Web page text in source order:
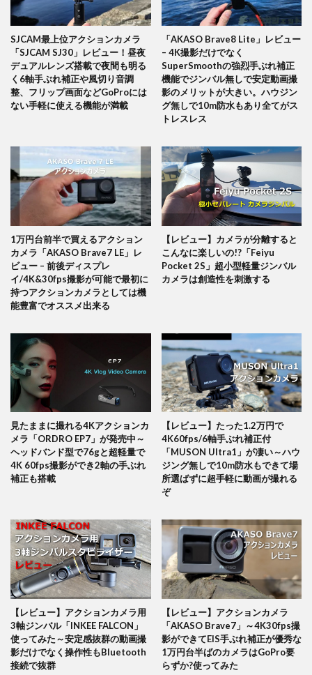
SJCAM最上位アクションカメラ
「SJCAM SJ30」レビュー！昼夜
デュアルレンズ搭載で夜間も明る
く6軸手ぶれ補正や風切り音調
整、フリップ画面などGoProには
ない手軽に使える機能が満載
「AKASO Brave8 Lite」レビュー
– 4K撮影だけでなく
SuperSmoothの強烈手ぶれ補正
機能でジンバル無しで安定動画撮
影のメリットが大きい。ハウジン
グ無しで10m防水もあり全てがス
トレスレス
1万円台前半で買えるアクション
カメラ「AKASO Brave7 LE」レ
ビュー – 前後ディスプレ
イ/4K&30fps撮影が可能で最初に
持つアクションカメラとしては機
能豊富でオススメ出来る
【レビュー】カメラが分離すると
こんなに楽しいの!?「Feiyu
Pocket 2S」超小型軽量ジンバル
カメラは創造性を刺激する
見たままに撮れる4Kアクションカ
メラ「ORDRO EP7」が発売中～
ヘッドバンド型で76gと超軽量で
4K 60fps撮影ができ2軸の手ぶれ
補正も搭載
【レビュー】たった1.2万円で
4K60fps/6軸手ぶれ補正付
「MUSON Ultra1」が凄い～ハウ
ジング無しで10m防水もできて場
所選ばずに超手軽に動画が撮れる
ぞ
【レビュー】アクションカメラ用
3軸ジンバル「INKEE FALCON」
使ってみた～安定感抜群の動画撮
影だけでなく操作性もBluetooth
接続で抜群
【レビュー】アクションカメラ
「AKASO Brave7」～4K30fps撮
影ができてEIS手ぶれ補正が優秀な
1万円台半ばのカメラはGoPro要
らずか?使ってみた